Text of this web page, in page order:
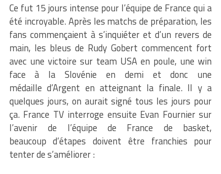
Ce fut 15 jours intense pour l’équipe de France qui a
été incroyable. Après les matchs de préparation, les
fans commençaient à s’inquiéter et d’un revers de
main, les bleus de Rudy Gobert commencent fort
avec une victoire sur team USA en poule, une win
face à la Slovénie en demi et donc une
médaille d’Argent en atteignant la finale. Il y a
quelques jours, on aurait signé tous les jours pour
ça. France TV interroge ensuite Evan Fournier sur
l’avenir de l’équipe de France de basket,
beaucoup d’étapes doivent être franchies pour
tenter de s’améliorer :